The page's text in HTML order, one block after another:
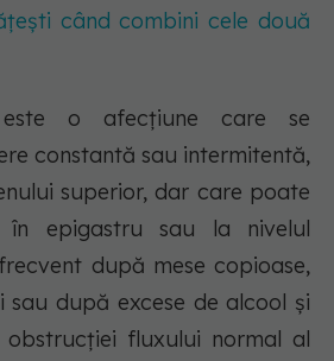
când combini cele două
este o afecțiune care se
constantă sau intermitentă,
superior, dar care poate
epigastru sau la nivelul
după mese copioase,
sau după excese de alcool și
fluxului normal al